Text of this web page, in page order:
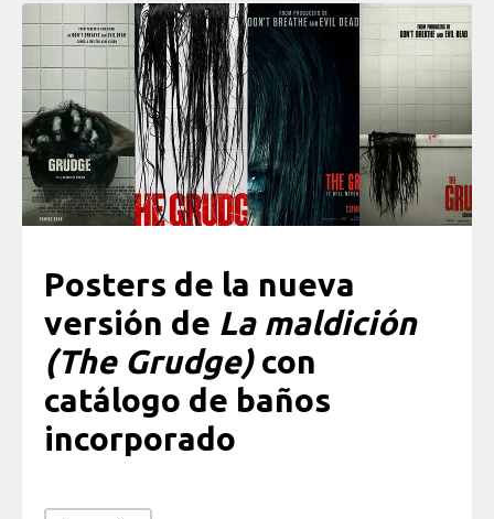
Posters de la nueva
versión de La maldición
(The Grudge)con
catálogo de baños
incorporado